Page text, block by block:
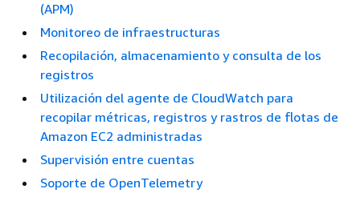
(APM)
Monitoreo de infraestructuras
Recopilación, almacenamiento y consulta de los
registros
Utilización del agente de CloudWatch para
recopilar métricas, registros y rastros de flotas de
Amazon EC2 administradas
Supervisión entre cuentas
Soporte de OpenTelemetry